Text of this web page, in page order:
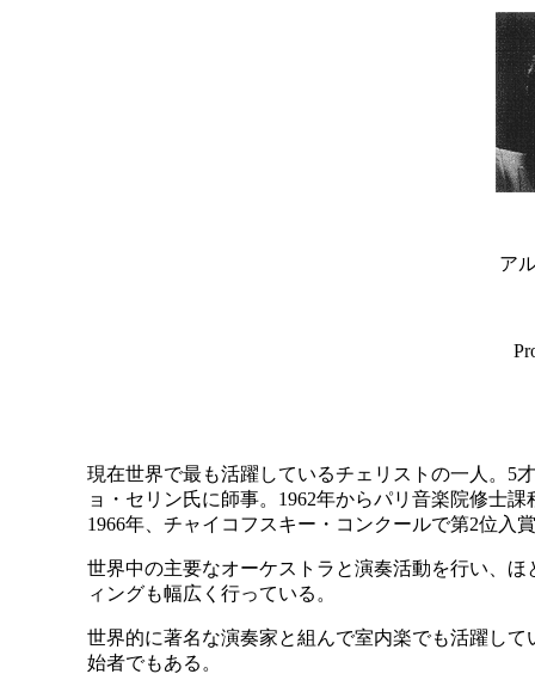
ア
現在世界で最も活躍しているチェリストの一人。5
ョ・セリン氏に師事。1962年からパリ音楽院修士
1966年、チャイコフスキー・コンクールで第2位入
世界中の主要なオーケストラと演奏活動を行い、
ィングも幅広く行っている。
世界的に著名な演奏家と組んで室内楽でも活躍し
始者でもある。